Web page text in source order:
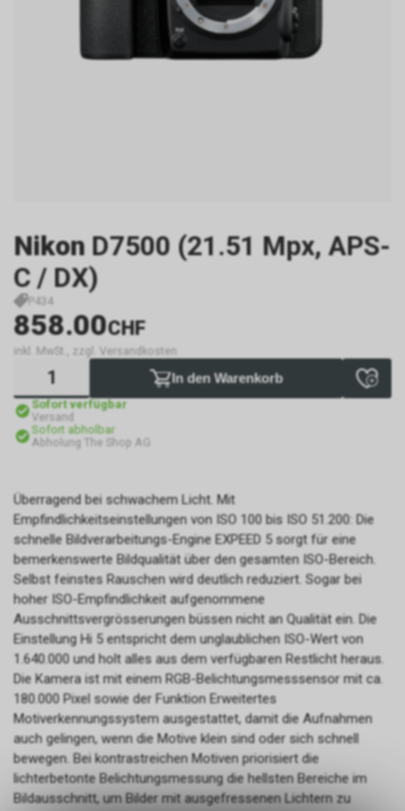
Nikon D7500 (21.51 Mpx, APS-
C / DX)
P434
858.00CHF
inkl. MwSt., zzgl. Versandkosten
In den Warenkorb
Sofort verfügbar
Versand
Sofort abholbar
Abholung The Shop AG
Überragend bei schwachem Licht. Mit
Empfindlichkeitseinstellungen von ISO 100 bis ISO 51.200: Die
schnelle Bildverarbeitungs-Engine EXPEED 5 sorgt für eine
bemerkenswerte Bildqualität über den gesamten ISO-Bereich.
Selbst feinstes Rauschen wird deutlich reduziert. Sogar bei
hoher ISO-Empfindlichkeit aufgenommene
Ausschnittsvergrösserungen büssen nicht an Qualität ein. Die
Einstellung Hi 5 entspricht dem unglaublichen ISO-Wert von
1.640.000 und holt alles aus dem verfügbaren Restlicht heraus.
Die Kamera ist mit einem RGB-Belichtungsmesssensor mit ca.
180.000 Pixel sowie der Funktion Erweitertes
Motiverkennungssystem ausgestattet, damit die Aufnahmen
auch gelingen, wenn die Motive klein sind oder sich schnell
bewegen. Bei kontrastreichen Motiven priorisiert die
lichterbetonte Belichtungsmessung die hellsten Bereiche im
Bildausschnitt, um Bilder mit ausgefressenen Lichtern zu